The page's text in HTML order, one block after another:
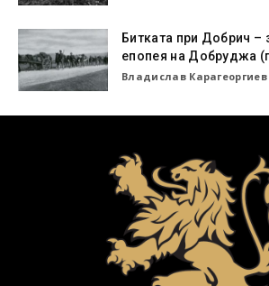
Битката при Добрич –
епопея на Добруджа
Владислав Карагеоргиев